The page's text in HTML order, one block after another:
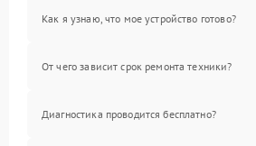
Как я узнаю, что мое устройство готово?
От чего зависит срок ремонта техники?
Диагностика проводится бесплатно?